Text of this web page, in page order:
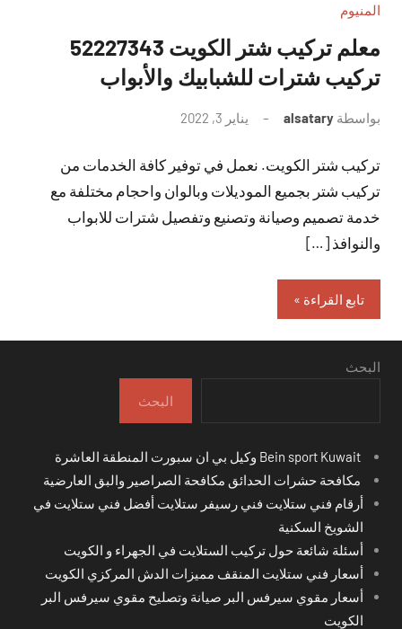
المنيوم
معلم تركيب شتر الكويت 52227343
تركيب شترات للشبابيك والأبواب
بواسطة alsatary يناير 3, 2022
تعليقات
تركيب شتر الكويت. نعمل في توفير كافة الخدمات من
تركيب شتر بجميع الموديلات وبالوان واحجام مختلفة مع
خدمة تصميم وصيانة وتصنيع وتفصيل شترات للابواب
والنوافذ […]
تابع القراءة
البحث
البحث
مكافحة حشرات الحدائق مكافحة الصراصير والبق العارضية
أرقام فني ستلايت فني رسيفر ستلايت أفضل فني ستلايت في
الشويخ السكنية
أسئلة شائعة حول تركيب الستلايت في الجهراء و الكويت
أسعار فني ستلايت المنقف مميزات الدش المركزي الكويت
أسعار مقوي سيرفس البر صيانة وتصليح مقوي سيرفس البر
الكويت